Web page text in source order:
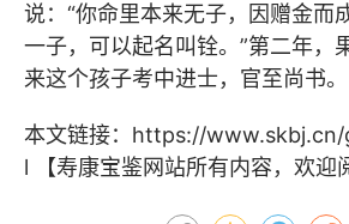
说：“你命里本来无子，因赠金而
一子，可以起名叫铨。”第二年，
来这个孩子考中进士，官至尚书。
本文链接： https://
l 【寿康宝鉴网站所有内容，欢迎